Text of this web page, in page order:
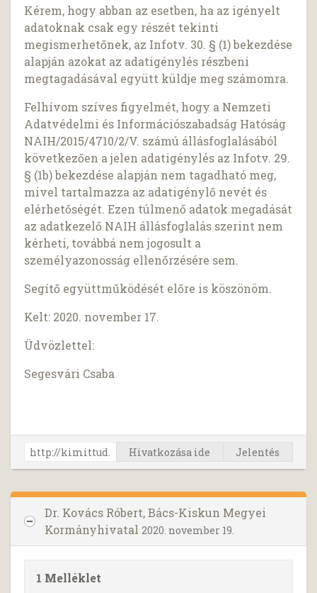
Kérem, hogy abban az esetben, ha az igényelt
adatoknak csak egy részét tekinti
megismerhetőnek, az Infotv. 30. § (1) bekezdése
alapján azokat az adatigénylés részbeni
megtagadásával együtt küldje meg számomra.
Felhívom szíves figyelmét, hogy a Nemzeti
Adatvédelmi és Információszabadság Hatóság
NAIH/2015/4710/2/V. számú állásfoglalásából
következően a jelen adatigénylés az Infotv. 29.
§ (1b) bekezdése alapján nem tagadható meg,
mivel tartalmazza az adatigénylő nevét és
elérhetőségét. Ezen túlmenő adatok megadását
az adatkezelő NAIH állásfoglalás szerint nem
kérheti, továbbá nem jogosult a
személyazonosság ellenőrzésére sem.
Segítő együttműködését előre is köszönöm.
Kelt: 2020. november 17.
Üdvözlettel:
Segesvári Csaba
Hivatkozása ide Jelentés
Dr. Kovács Róbert, Bács-Kiskun Megyei
Kormányhivatal 2020. november 19.
1 Melléklet